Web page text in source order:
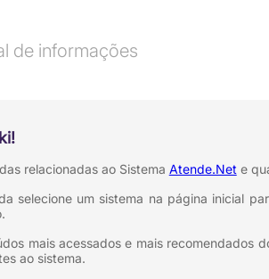
de informações
relacionadas ao Sistema Atende.Net e
selecione um sistema na página inicial
mais acessados e mais recomendados
ao sistema.